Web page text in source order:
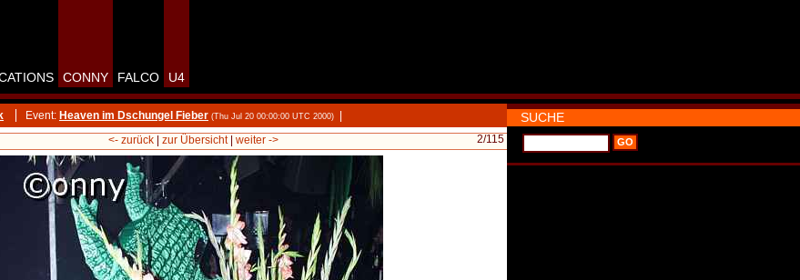
CONNY FALCO U4
Event: Heaven im Dschungel Fieber (Thu Jul 20 00:00:00 UTC 2000)
2/115
<- zurück| zur Übersicht| weiter ->
SUCHE